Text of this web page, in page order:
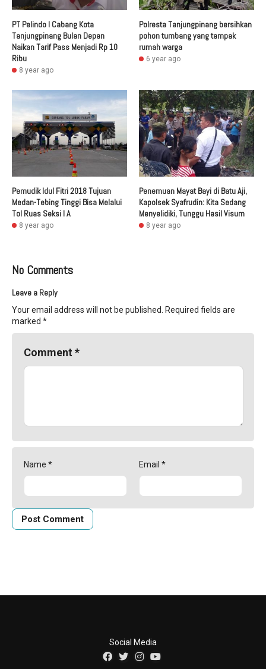
PT Pelindo I Cabang Kota
Tanjungpinang Bulan Depan
Naikan Tarif Pass Menjadi Rp 10
Ribu
8 year ago
Polresta Tanjungpinang bersihkan
pohon tumbang yang tampak
rumah warga
6 year ago
Pemudik Idul Fitri 2018 Tujuan
Medan-Tebing Tinggi Bisa Melalui
Tol Ruas Seksi I A
8 year ago
Penemuan Mayat Bayi di Batu Aji,
Kapolsek Syafrudin: Kita Sedang
Menyelidiki, Tunggu Hasil Visum
8 year ago
No Comments
Leave a Reply
Your email address will not be published. Required fields are
marked *
Comment *
Name * Email *
Social Media